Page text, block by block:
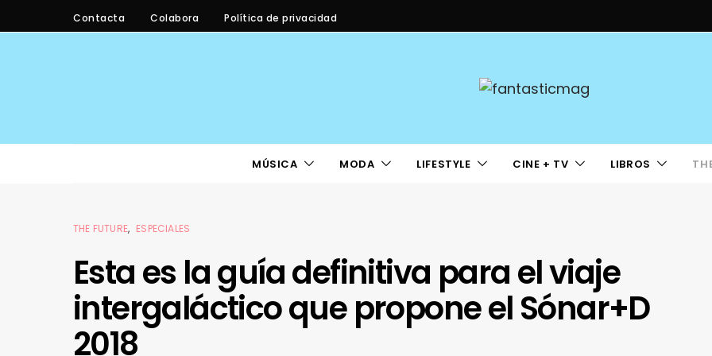
Contacta Colabora Política de privacidad
MÚSICA MODA LIFESTYLE CINE + TV LIBROS
THE FUTURE ESPECIALES
Esta es la guía definitiva para el viaje
intergaláctico que propone el Sónar+D
2018